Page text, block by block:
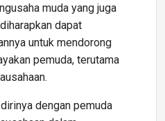
muda yang juga
dapat
untuk mendorong
pemuda, terutama
dengan pemuda